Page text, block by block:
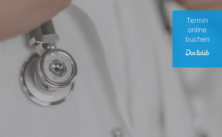
Termin
online
buchen